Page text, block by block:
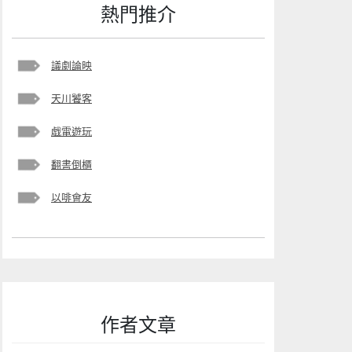
熱門推介
議劇論映
天川饕客
戯電遊玩
翻書倒櫃
以啡會友
作者文章